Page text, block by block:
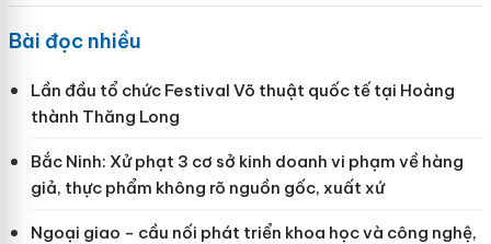
Bài đọc nhiều
Lần đầu tổ chức Festival Võ thuật quốc tế tại Hoàng
thành Thăng Long
Bắc Ninh: Xử phạt 3 cơ sở kinh doanh vi phạm về hàng
giả, thực phẩm không rõ nguồn gốc, xuất xứ
Ngoại giao - cầu nối phát triển khoa học và công nghệ,